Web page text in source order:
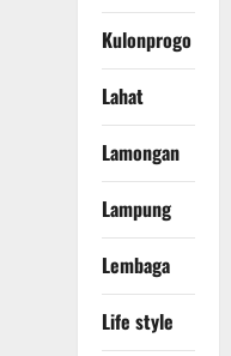
Kulonprogo
Lahat
Lamongan
Lampung
Lembaga
Life style